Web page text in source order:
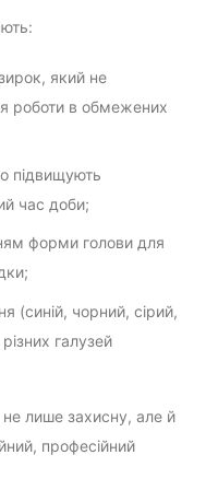
який не
роботи в обмежених
підвищують
час доби;
форми голови для
(синій, чорний, сірий,
галузей
лише захисну, але й
професійний